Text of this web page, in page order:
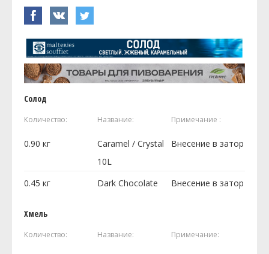
Солод
Количество: Название: Примечание :
0.90 кг
Caramel / Crystal
10L
Внесение в затор
0.45 кг Dark Chocolate Внесение в затор
Хмель
Количество: Название: Примечание: